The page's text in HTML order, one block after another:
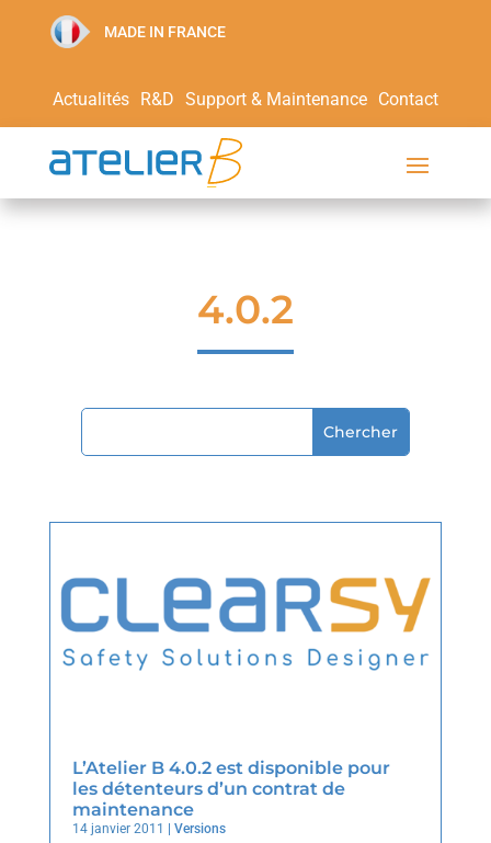
MADE IN FRANCE
Actualités R&D Support & Maintenance Contact
4.0.2
L’Atelier B 4.0.2 est disponible pour
les détenteurs d’un contrat de
maintenance
14 janvier 2011 Versions